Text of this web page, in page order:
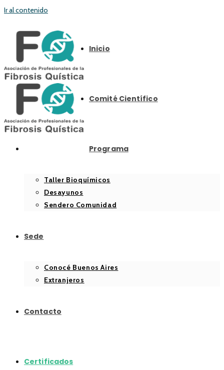
Ir al contenido
Inicio
Comité Científico
Programa
Taller Bioquímicos
Desayunos
Sendero Comunidad
Sede
Conocé Buenos Aires
Extranjeros
Contacto
Certificados